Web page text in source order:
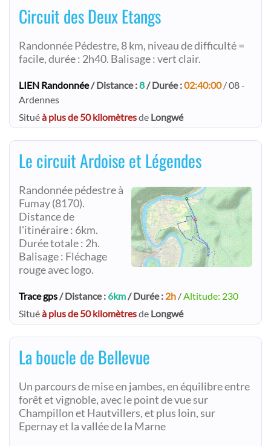
Circuit des Deux Etangs
Randonnée Pédestre, 8 km, niveau de difficulté =
facile, durée : 2h40. Balisage : vert clair.
LIEN Randonnée/ Distance :8/ Durée :02:40:00/ 08 -
Ardennes
Situéà plus de 50 kilomètresde Longwé
Le circuit Ardoise et Légendes
Randonnée pédestre à
Fumay (8170).
Distance de
l'itinéraire : 6km.
Durée totale : 2h.
Balisage : Fléchage
rouge avec logo.
Trace gps/ Distance : 6km/ Durée : 2h /Altitude: 230
Situéà plus de 50 kilomètresde Longwé
La boucle de Bellevue
Un parcours de mise en jambes, en équilibre entre
forêt et vignoble, avec le point de vue sur
Champillon et Hautvillers, et plus loin, sur
Epernay et la vallée de la Marne